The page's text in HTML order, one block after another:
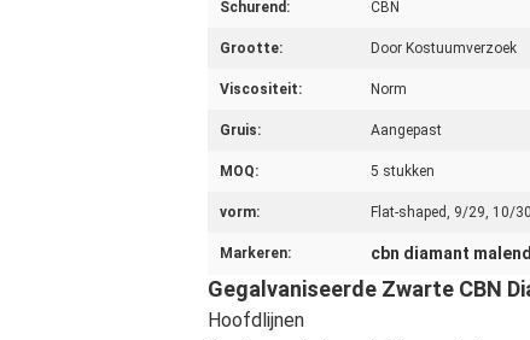
Schurend: CBN
Grootte: Door Kostuumverzoek
Viscositeit: Norm
Gruis: Aangepast
MOQ: 5 stukken
vorm: Flat-shaped, 9/29, 10/
Markeren: cbn diamant
Gegalvaniseerde Zwarte CBN
Hoofdlijnen